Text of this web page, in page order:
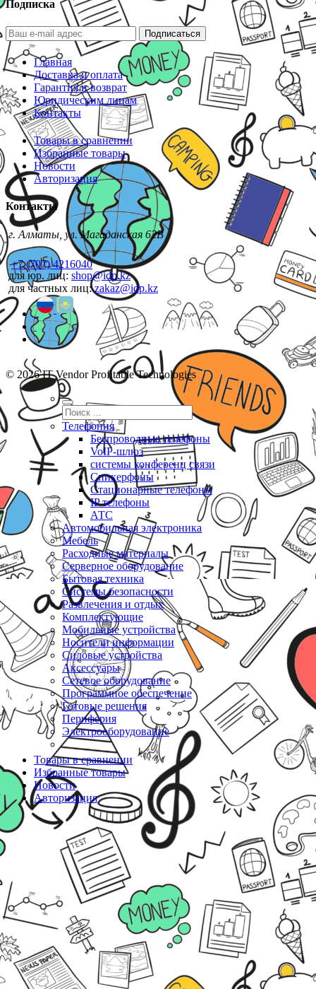
Подписка
Подписаться
Главная
Доставка и оплата
Гарантия и возврат
Юридическим лицам
Контакты
Товары в сравнении
Избранные товары
Новости
Авторизация
Контакты
г. Алматы, ул. Магаданская 62В
+7 (707) 4216040
для юр. лиц: shop@idp.kz
для частных лиц:zakaz@idp.kz
© 2026 IT Vendor Profitable Technologies
Телефония
Беспроводные телефоны
VoIP-шлюз
системы конференц связи
Спикерфоны
Стационарные телефоны
IP телефоны
АТС
Автомобильная электроника
Мебель
Расходные материалы
Серверное оборудование
Бытовая техника
Системы безопасности
Развлечения и отдых
Комплектующие
Мобильные устройства
Носители информации
Силовые устройства
Аксессуары
Сетевое оборудование
Программное обеспечение
Готовые решения
Периферия
Электрооборудование
Товары в сравнении
Избранные товары
Новости
Авторизация